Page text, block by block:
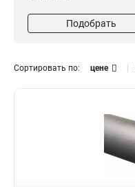
D16мм 0
D63мм 0
Подобрать
Сортировать по: цене